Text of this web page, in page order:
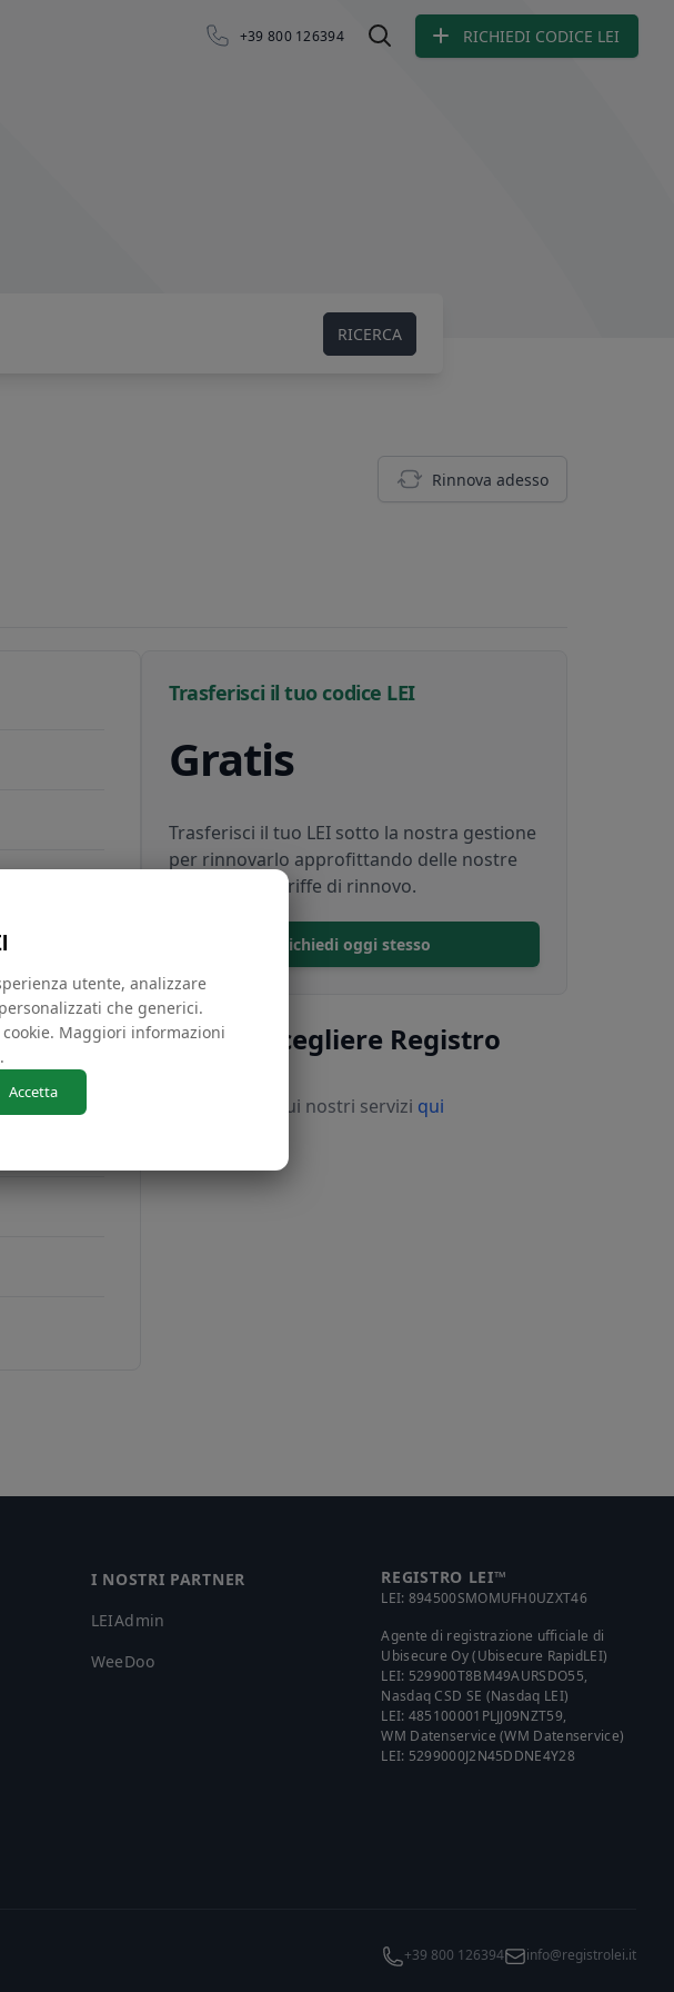
+39 800 126394 Ricerca LEIRICHIEDI CODICE LEI
RICERCA
Rinnova adesso
Trasferisci il tuo codice LEI
Gratis
Trasferisci il tuo LEI sotto la nostra gestione
per rinnovarlo approfittando delle nostre
convenienti tariffe di rinnovo.
Richiedi oggi stesso
Perché scegliere Registro
Scopri di più sui nostri servizi qui
I NOSTRI PARTNER
LEIAdmin
WeeDoo
REGISTRO LEI™
LEI: 894500SMOMUFH0UZXT46
Agente di registrazione ufficiale di
Ubisecure Oy (Ubisecure RapidLEI)
LEI: 529900T8BM49AURSDO55,
Nasdaq CSD SE (Nasdaq LEI)
LEI: 485100001PLJJ09NZT59,
WM Datenservice (WM Datenservice)
LEI: 5299000J2N45DDNE4Y28
+39 800 126394 info@registrolei.it
utente, analizzare
che generici.
cookie. Maggiori informazioni
.
Accetta